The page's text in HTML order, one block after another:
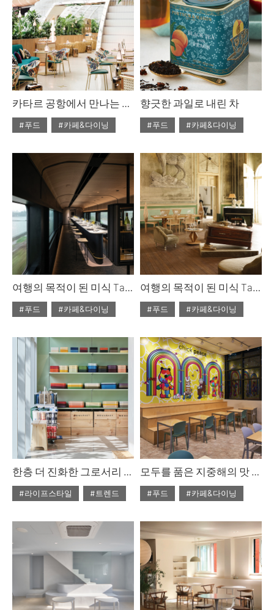
카타르 공항에서 만나는 루이 비통 라운지
#푸드
#카페&다이닝
#ISSUE280
#루이비통
향긋한 과일로 내린 차
#푸드
#카페&다이닝
#ISSUE275
여행의 목적이 된 미식 Taste The Diversity 2
#푸드
#카페&다이닝
#ISSUE275
#다이닝
여행의 목적이 된 미식 Taste The Diversity 1
#푸드
#카페&다이닝
#ISSUE275
#다이닝
한층 더 진화한 그로서리 큐레이션
#라이프스타일
#트렌드
#ISSUE274
#공간
모두를 품은 지중해의 맛 칙피스 성수점
#푸드
#카페&다이닝
#ISSUE271
#채식